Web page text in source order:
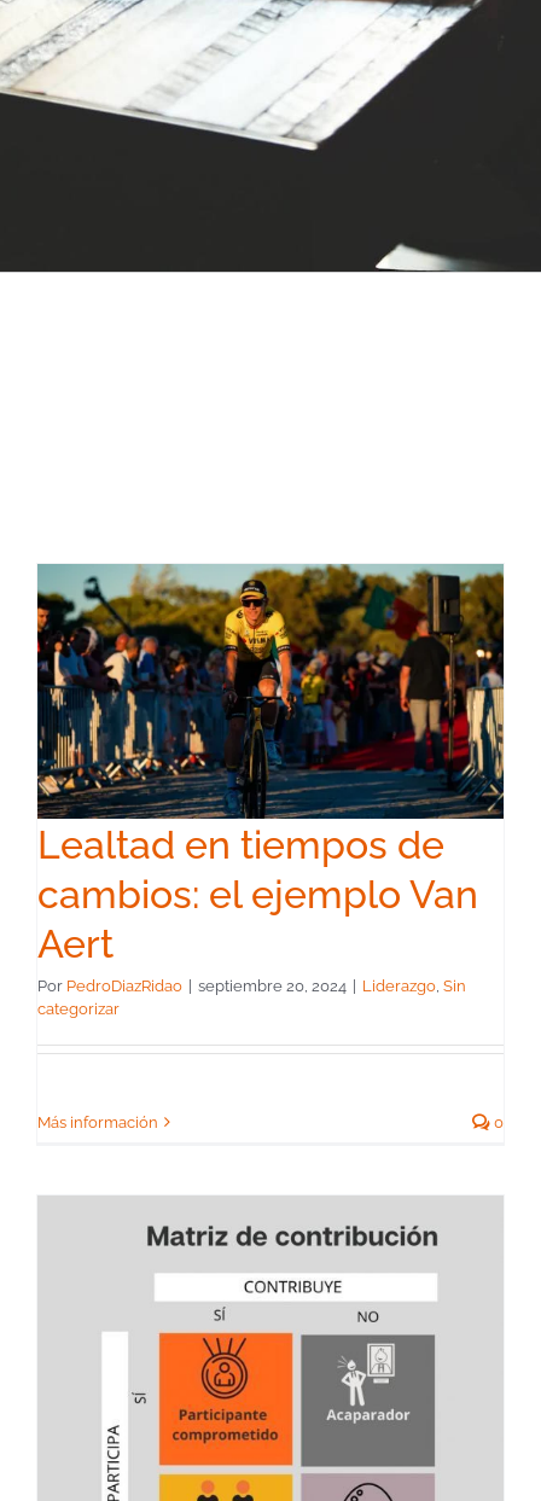
Lealtad en tiempos de
cambios: el ejemplo Van
Aert
Por PedroDiazRidao | septiembre 20, 2024 | Liderazgo Sin
categorizar
Más información 0